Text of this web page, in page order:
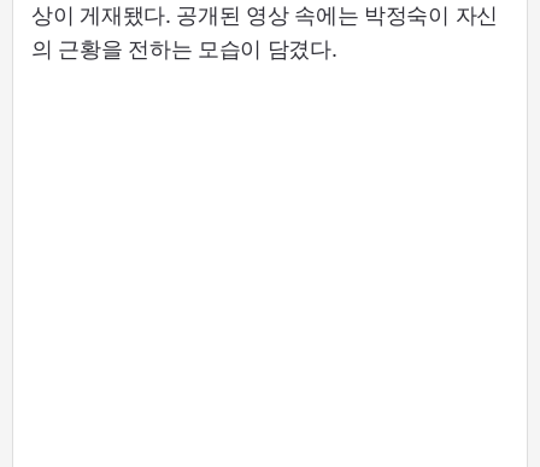
상이 게재됐다. 공개된 영상 속에는 박정숙이 자신
의 근황을 전하는 모습이 담겼다.